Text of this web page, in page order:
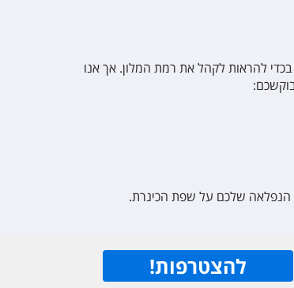
בכדי להראות לקהל את רמת המלון. אך אנו
הנפלאה שלכם על שפת הכינרת.
להצטרפות!